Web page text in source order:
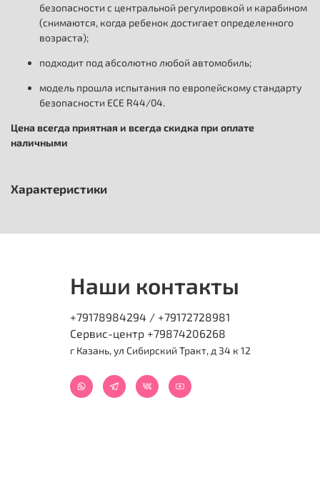
безопасности с центральной регулировкой и карабином
(снимаются, когда ребенок достигает определенного
возраста);
подходит под абсолютно любой автомобиль;
модель прошла испытания по европейскому стандарту
безопасности ECE R44/04.
Цена всегда приятная и всегда скидка при оплате
наличными
Характеристики
Наши контакты
+79178984294 / +79172728981
Сервис-центр +79874206268
г Казань, ул Сибирский Тракт, д 34 к 12